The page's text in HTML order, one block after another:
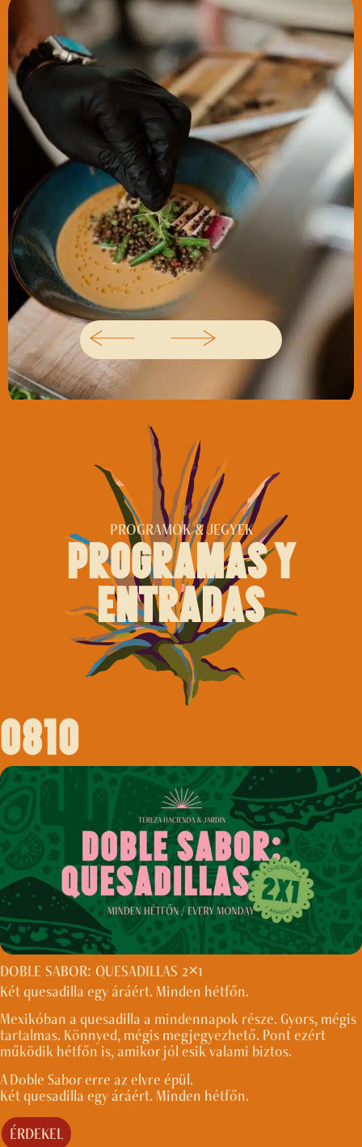
PROGRAMOK & JEGYEK
programas y
entradas
0810
DOBLE SABOR: QUESADILLAS 2×1
Két quesadilla egy áráért. Minden hétfőn.
Mexikóban a quesadilla a mindennapok része. Gyors, mégis
tartalmas. Könnyed, mégis megjegyezhető. Pont ezért
működik hétfőn is, amikor jól esik valami biztos.
A Doble Sabor erre az elvre épül.
Két quesadilla egy áráért. Minden hétfőn.
ÉRDEKEL